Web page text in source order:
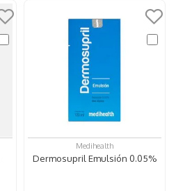
Medihealth
Dermosupril Emulsión 0.05%